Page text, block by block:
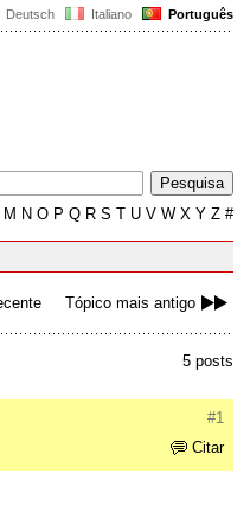
Deutsch Italiano Português
M N O P Q R S T U V W X Y Z #
Tópico mais antigo
5 posts
#1
Citar